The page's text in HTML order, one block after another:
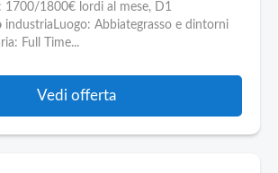
1700/1800€ lordi al mese, D1
industriaLuogo: Abbiategrasso e dintorni
Full Time...
Vedi offerta